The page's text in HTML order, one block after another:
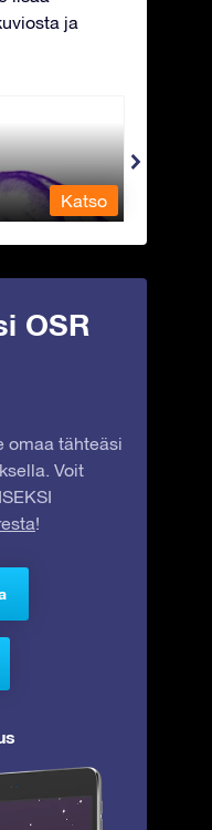
ja
Katso
OSR
omaa tähteäsi
Voit
!